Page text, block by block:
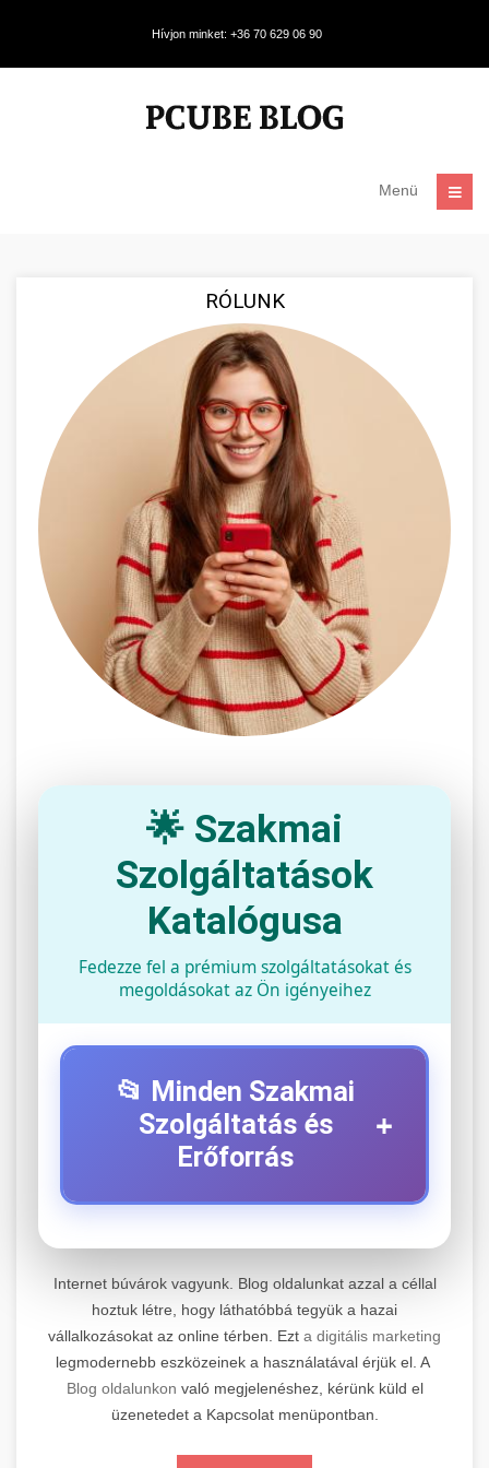
Hívjon minket: +36 70 629 06 90
Menü
RÓLUNK
🌟 Szakmai
Szolgáltatások
Katalógusa
Fedezze fel a prémium szolgáltatásokat és
megoldásokat az Ön igényeihez
📂 Minden Szakmai
Szolgáltatás és
Erőforrás
+
+
Professzionális elektromos roller javítási és
karbantartási szolgáltatások. Szakértő
technikusaink minőségi szervízt nyújtanak
minden jelentős márkához és modellhez.
Szervizközpont Látogatása
📊 2. Online Marketing
Ügynökség
+
Átfogó online marketing szolgáltatások,
beleértve a SEO-t, közösségi média kezelést és
Internet búvárok vagyunk. Blog oldalunkat azzal a céllal
hoztuk létre, hogy láthatóbbá tegyük a hazai
vállalkozásokat az online térben. Ezt a digitális marketing
legmodernebb eszközeinek a használatával érjük el. A
Blog oldalunkon való megjelenéshez, kérünk küld el
üzenetedet a Kapcsolat menüpontban.